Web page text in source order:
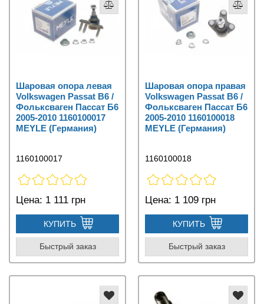
Шаровая опора левая
Volkswagen Passat B6 /
Фольксваген Пассат Б6
2005-2010 1160100017
MEYLE (Германия)
1160100017
Цена: 1 111 грн
КУПИТЬ
Быстрый заказ
Шаровая опора правая
Volkswagen Passat B6 /
Фольксваген Пассат Б6
2005-2010 1160100018
MEYLE (Германия)
1160100018
Цена: 1 109 грн
КУПИТЬ
Быстрый заказ